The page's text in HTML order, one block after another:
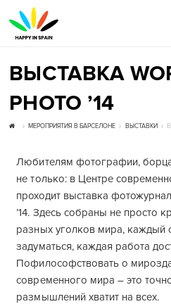
ВЫСТАВКА
PHOTO ’14
МЕРОПРИЯТИЯ В БАРСЕЛОНЕ ВЫСТАВКИ
Любителям фотографии,
не только: в Центре
проходит выставка
’14. Здесь собраны не просто
разных уголков мира, каждый
задуматься, каждая работа
Пофилософствовать о
современного мира – это
размышлений хватит на всех.